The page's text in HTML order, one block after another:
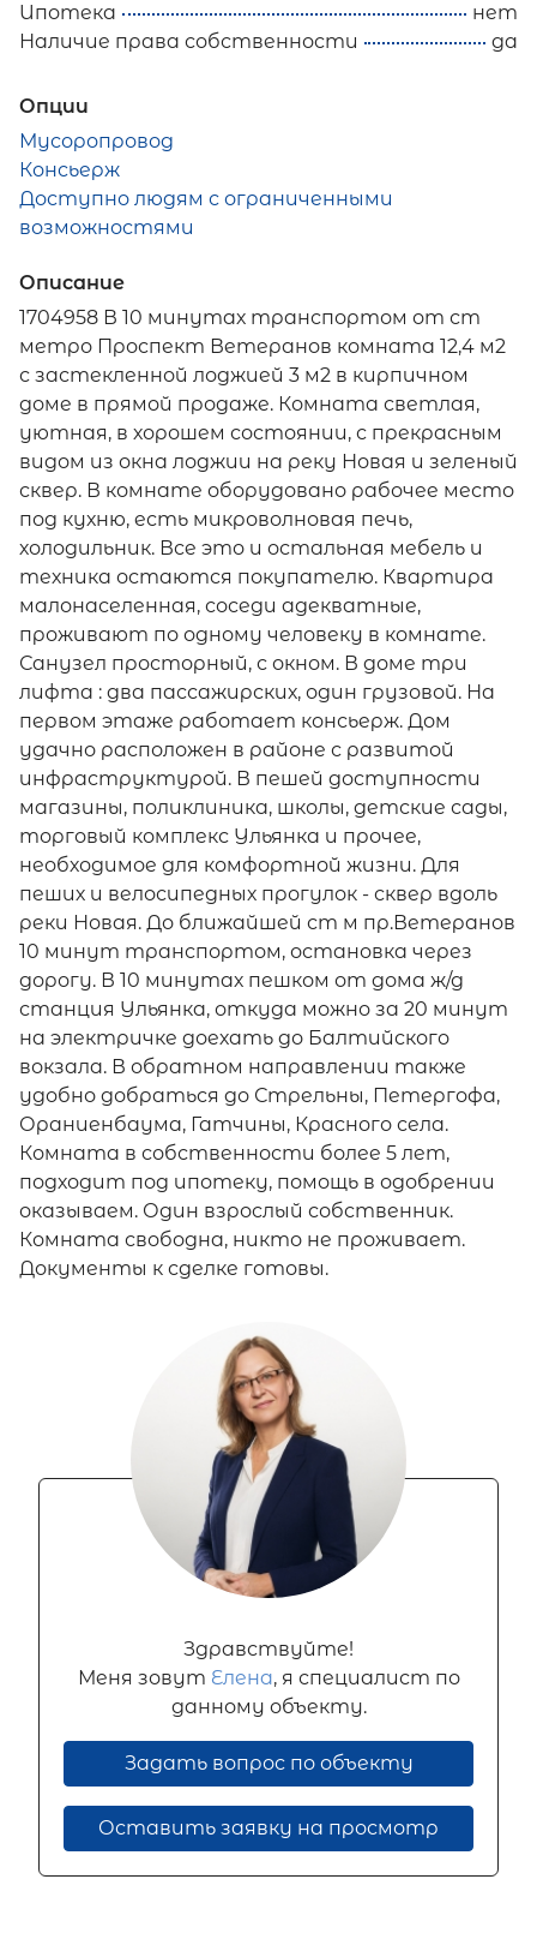
Ипотека
нет
Наличие права собственности
да
Опции
Мусоропровод
Консьерж
Доступно людям с ограниченными
возможностями
Описание
1704958 В 10 минутах транспортом от ст
метро Проспект Ветеранов комната 12,4 м2
с застекленной лоджией 3 м2 в кирпичном
доме в прямой продаже. Комната светлая,
уютная, в хорошем состоянии, с прекрасным
видом из окна лоджии на реку Новая и зеленый
сквер. В комнате оборудовано рабочее место
под кухню, есть микроволновая печь,
холодильник. Все это и остальная мебель и
техника остаются покупателю. Квартира
малонаселенная, соседи адекватные,
проживают по одному человеку в комнате.
Санузел просторный, с окном. В доме три
лифта : два пассажирских, один грузовой. На
первом этаже работает консьерж. Дом
удачно расположен в районе с развитой
инфраструктурой. В пешей доступности
магазины, поликлиника, школы, детские сады,
торговый комплекс Ульянка и прочее,
необходимое для комфортной жизни. Для
пеших и велосипедных прогулок - сквер вдоль
реки Новая. До ближайшей ст м пр.Ветеранов
10 минут транспортом, остановка через
дорогу. В 10 минутах пешком от дома ж/д
станция Ульянка, откуда можно за 20 минут
на электричке доехать до Балтийского
вокзала. В обратном направлении также
удобно добраться до Стрельны, Петергофа,
Ораниенбаума, Гатчины, Красного села.
Комната в собственности более 5 лет,
подходит под ипотеку, помощь в одобрении
оказываем. Один взрослый собственник.
Комната свободна, никто не проживает.
Документы к сделке готовы.
Здравствуйте!
Меня зовут Елена, я специалист по
данному объекту.
Задать вопрос по объекту
Оставить заявку на просмотр